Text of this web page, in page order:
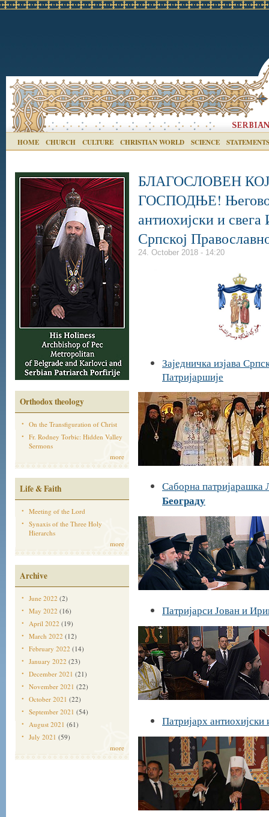
HOME CHURCH CULTURE CHRISTIAN WORLD SCIENCE STATEMENTS
Orthodox theology
On the Transfiguration of Christ
Fr. Rodney Torbic: Hidden Valley
Sermons
more
Life & Faith
Meeting of the Lord
Synaxis of the Three Holy
Hierarchs
more
Archive
June 2022 (2)
May 2022 (16)
April 2022 (19)
March 2022 (12)
February 2022 (14)
January 2022 (23)
December 2021 (21)
November 2021 (22)
October 2021 (22)
September 2021 (54)
August 2021 (61)
July 2021 (59)
more
БЛАГОСЛОВЕН
ГОСПОДЊЕ! Његово
антиохијски и
Српској
24. October 2018 - 14:20
Заједничка изјава
Патријаршије
Саборна патријарашка
Београду
Патријарси Јован и
Патријарх